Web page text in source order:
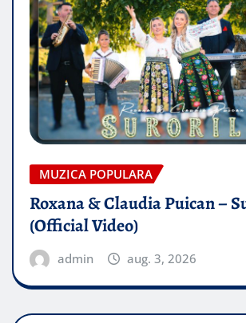
MUZICA POPULARA
Roxana & Claudia Puican –
(Official Video)
admin aug. 3, 2026